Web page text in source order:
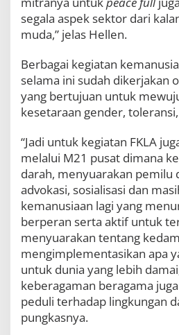
segala aspek sektor dari
muda,” jelas Hellen.
Berbagai kegiatan
selama ini sudah dikerjakan
yang bertujuan untuk
kesetaraan gender,
“Jadi untuk kegiatan FKLA
melalui M21 pusat dimana
darah, menyuarakan pemilu
advokasi, sosialisasi dan
kemanusiaan lagi yang
berperan serta aktif untuk
menyuarakan tentang
mengimplementasikan apa
untuk dunia yang lebih
keberagaman beragama
peduli terhadap lingkungan
pungkasnya.